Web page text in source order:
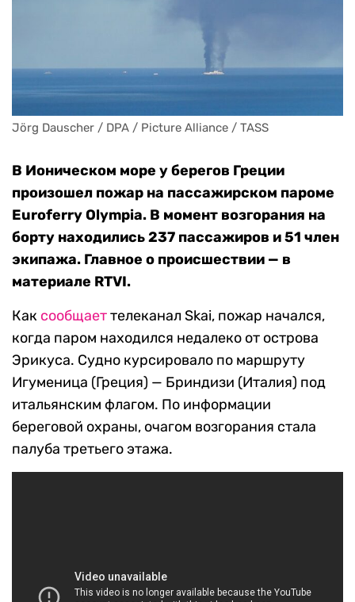
Jörg Dauscher / DPA / Picture Alliance / TASS
В Ионическом море у берегов Греции
произошел пожар на пассажирском пароме
Euroferry Olympia. В момент возгорания на
борту находились 237 пассажиров и 51 член
экипажа. Главное о происшествии — в
материале RTVI.
Как сообщаеттелеканал Skai, пожар начался,
когда паром находился недалеко от острова
Эрикуса. Судно курсировало по маршруту
Игуменица (Греция) — Бриндизи (Италия) под
итальянским флагом. По информации
береговой охраны, очагом возгорания стала
палуба третьего этажа.